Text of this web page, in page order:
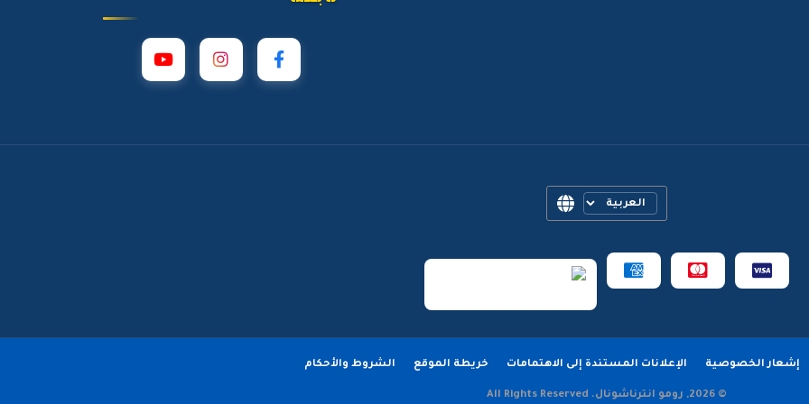
إشعار الخصوصية الإعلانات المستندة إلى الاهتمامات خريطة الموقع الشروط والأحكام
© 2026, رومو انترناشونال. All Rights Reserved